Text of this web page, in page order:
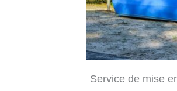
Service de mise